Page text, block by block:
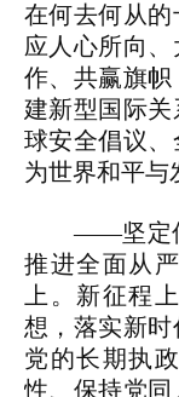
在何去何从
应人心所向
作、共赢旗
建新型国际
球安全倡议、
为世界和平与
——坚定信
推进全面从
上。新征程
想，落实新
党的长期执
性、保持党